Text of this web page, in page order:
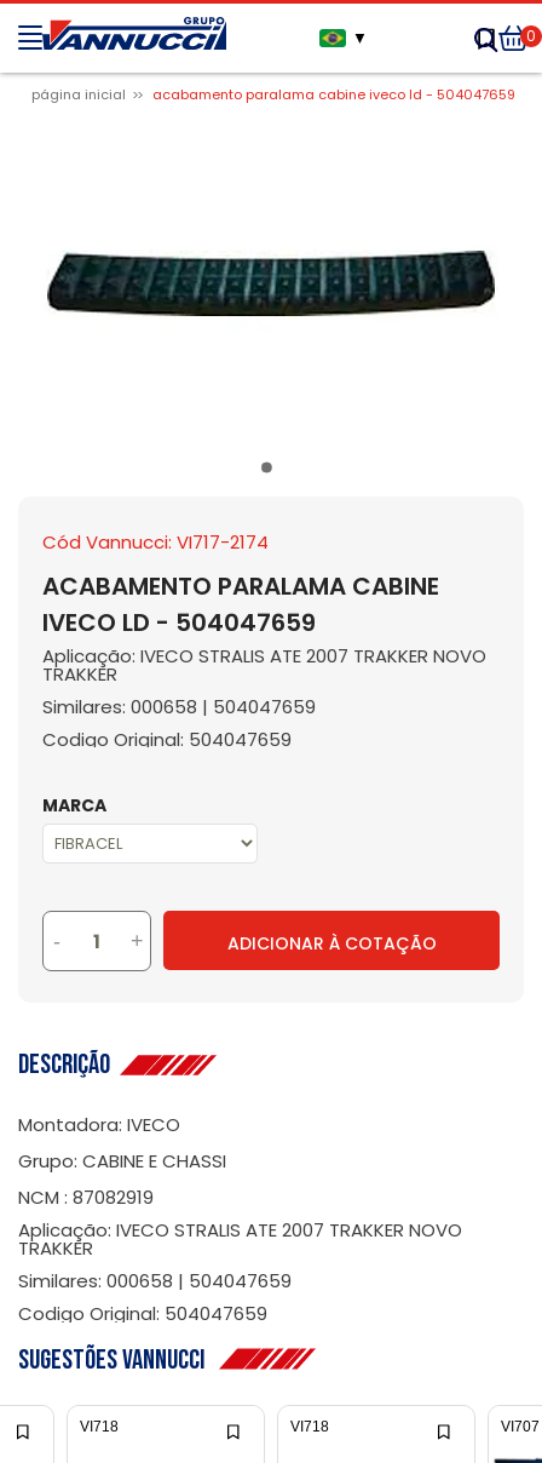
▼ 0
página inicial acabamento paralama cabine iveco ld - 504047659
Cód Vannucci: VI717-2174
ACABAMENTO PARALAMA CABINE
IVECO LD - 504047659
Aplicação: IVECO STRALIS ATE 2007 TRAKKER NOVO
TRAKKER
Similares: 000658 | 504047659
Codigo Original: 504047659
MARCA
- + ADICIONAR À COTAÇÃO
Descrição
Montadora: IVECO
Grupo: CABINE E CHASSI
NCM : 87082919
Aplicação: IVECO STRALIS ATE 2007 TRAKKER NOVO
TRAKKER
Similares: 000658 | 504047659
Codigo Original: 504047659
Sugestões Vannucci
VI718 VI718 VI707